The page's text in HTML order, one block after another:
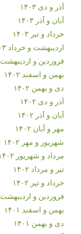
آذر و دی ۱۴۰۳
آبان و آذر ۱۴۰۳
خرداد و تیر ۱۴۰۳
اردیبهشت و خرداد ۱۴۰۳
فروردین و اردیبهشت ۱۴۰۳
بهمن و اسفند ۱۴۰۲
دی و بهمن ۱۴۰۲
آذر و دی ۱۴۰۲
آبان و آذر ۱۴۰۲
مهر و آبان ۱۴۰۲
شهریور و مهر ۱۴۰۲
مرداد و شهریور ۱۴۰۲
تیر و مرداد ۱۴۰۲
خرداد و تیر ۱۴۰۲
فروردین و اردیبهشت ۱۴۰۲
بهمن و اسفند ۱۴۰۱
دی و بهمن ۱۴۰۱